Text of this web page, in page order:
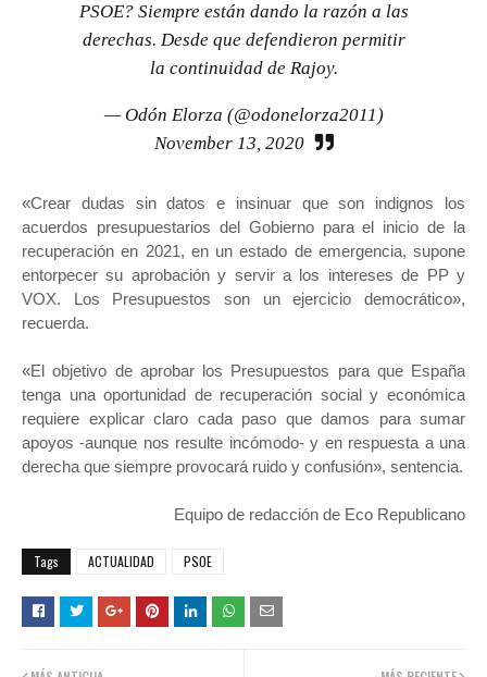
PSOE? Siempre están dando la razón a las
derechas. Desde que defendieron permitir
la continuidad de Rajoy.
— Odón Elorza (@odonelorza2011)
November 13, 2020
«Crear dudas sin datos e insinuar que son indignos los
acuerdos presupuestarios del Gobierno para el inicio de la
recuperación en 2021, en un estado de emergencia, supone
entorpecer su aprobación y servir a los intereses de PP y
VOX. Los Presupuestos son un ejercicio democrático»,
recuerda.
«El objetivo de aprobar los Presupuestos para que España
tenga una oportunidad de recuperación social y económica
requiere explicar claro cada paso que damos para sumar
apoyos -aunque nos resulte incómodo- y en respuesta a una
derecha que siempre provocará ruido y confusión», sentencia.
Equipo de redacción de Eco Republicano
Tags ACTUALIDAD PSOE